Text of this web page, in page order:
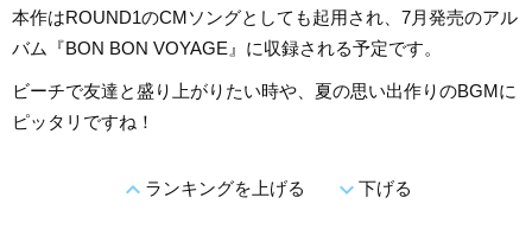
本作はROUND1のCMソングとしても起用され、7月発売のアル
バム『BON BON VOYAGE』に収録される予定です。
ビーチで友達と盛り上がりたい時や、夏の思い出作りのBGMに
ピッタリですね！
expand_lessランキングを上げる expand_more下げる